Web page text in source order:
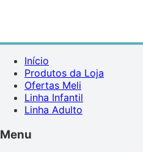
Início
Produtos da Loja
Ofertas Meli
Linha Infantil
Linha Adulto
Menu